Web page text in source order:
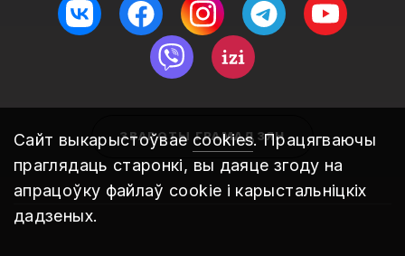
Сайт выкарыстоўвае cookies. Працягваючы
праглядаць старонкі, вы даяце згоду на
апрацоўку файлаў cookie і карыстальніцкіх
дадзеных.
ЗВАРОТЫ ГРАМАДЗЯН